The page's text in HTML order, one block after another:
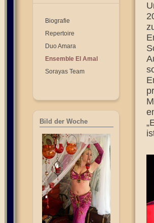
Biografie
Repertoire
Duo Amara
Ensemble El Amal
Sorayas Team
Bild der Woche